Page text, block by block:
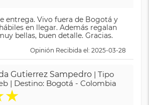
entrega. Vivo fuera de Bogotá y
en llegar. Además regalan
bellas, buen detalle. Gracias.
Opinión Recibida el: 2025-03-28
Gutierrez Sampedro | Tipo
| Destino: Bogotá - Colombia
★